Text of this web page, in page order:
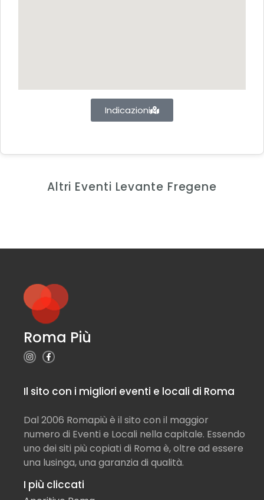
Indicazioni
Altri Eventi Levante Fregene
Roma Più
Il sito con i migliori eventi e locali di Roma
Dal 2006 Romapiù è il sito con il maggior
numero di Eventi e Locali nella capitale. Essendo
uno dei siti più copiati di Roma è, oltre ad essere
una lusinga, una garanzia di qualità.
I più cliccati